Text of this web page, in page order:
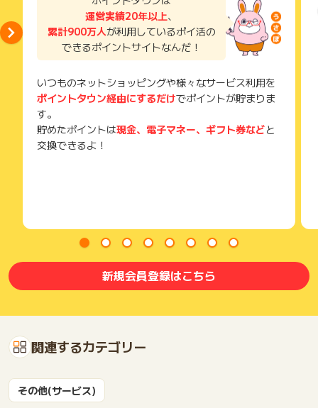
なお、この場合、付与決定までは「付与保留」の取り扱いとさ
せていただきますので、ご了承ください。
（例1） 現金で投資用不動産をご購入いただけた方
（例2）頭金として現金をお支払いいただくことにより、投資
用不動産をご購入いただけた方
金融機関から融資を受け、投資用不動産をご購入いただけた方
【ポイント獲得対象外条件】
上記獲得条件を満たさない場合
本人以外の面談の場合（いたずら、なりすまし、代理など）
※同業他社にお勤めの方
正常な申込みでないと判断された場合
※本キャンペーンページ以外からのお申込み
※連絡を取ることができなくなった場合（当社に申告がない連絡
先変更、クリアルPB個人情報削除依頼があった場合、最後の連
絡から1週間以上反応がなかった場合など)
※広告主へポイントに関する問い合わせを直接行った場合
※悪質ななりすましやいたずらは、サイト運営者等に通報する場
※不備・不正・虚偽・重複（同一IP、同一世帯）・いたずら・キ
ャンセル・なりすまし・代理
※現在の不動産市況と乖離のある利回りを要求される場合(利回
り3%前後が相場感のエリアで、利回り10%を要求されるなど)
ご注意ください。
(※) SafariやChromeなどwebサイトを表示するアプリのこと
運営実績20年以上、
累計900万人が利用しているポイ活の
できるポイントサイトなんだ！
いつものネットショッピングや様々なサービス利用を
ポイントタウン経由にするだけでポイントが貯まりま
す。
貯めたポイントは現金、電子マネー、ギフト券などと
交換できるよ！
新規会員登録はこちら
関連するカテゴリー
その他(サービス)